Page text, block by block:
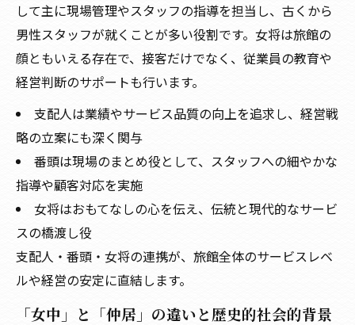
して主に現場管理やスタッフの指導を担当し、古くから
男性スタッフが就くことが多い役割です。女将は旅館の
顔ともいえる存在で、接客だけでなく、従業員の教育や
経営判断のサポートも行います。
支配人は業績やサービス品質の向上を追求し、経営戦
略の立案にも深く関与
番頭は現場のまとめ役として、スタッフへの細やかな
指導や顧客対応を実施
女将はおもてなしの心を伝え、伝統と現代的なサービ
スの橋渡し役
支配人・番頭・女将の連携が、旅館全体のサービスレベ
ルや経営の安定に直結します。
「女中」と「仲居」の違いと歴史的社会的背景